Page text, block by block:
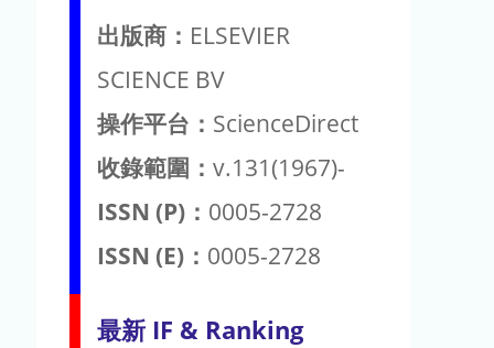
出版商： ELSEVIER
SCIENCE BV
操作平台： ScienceDirect
收錄範圍： v.131(1967)-
ISSN (P)： 0005-2728
ISSN (E)： 0005-2728
最新 IF & Ranking